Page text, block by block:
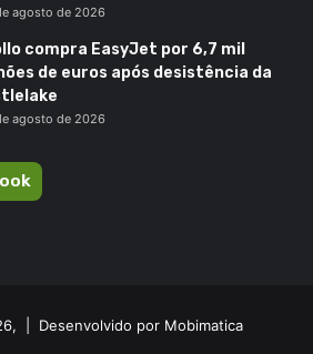
agosto de 2026
compra EasyJet por 6,7 mil
de euros após desistência da
agosto de 2026
| Desenvolvido por Mobimatica